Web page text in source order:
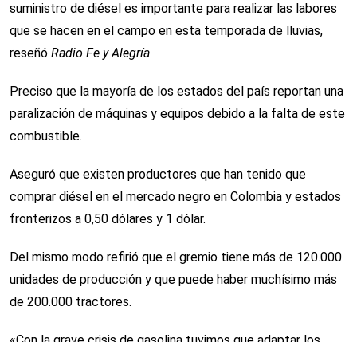
suministro de diésel es importante para realizar las labores
que se hacen en el campo en esta temporada de lluvias,
reseñó Radio Fe y Alegría
Preciso que la mayoría de los estados del país reportan una
paralización de máquinas y equipos debido a la falta de este
combustible.
Aseguró que existen productores que han tenido que
comprar diésel en el mercado negro en Colombia y estados
fronterizos a 0,50 dólares y 1 dólar.
Del mismo modo refirió que el gremio tiene más de 120.000
unidades de producción y que puede haber muchísimo más
de 200.000 tractores.